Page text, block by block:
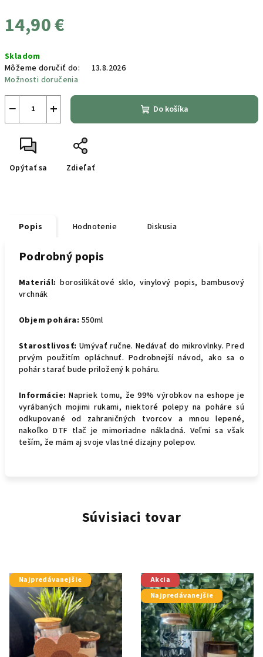
14,90 €
cena:
Skladom
Môžeme doručiť do:
13.8.2026
Možnosti doručenia
+
− Do košíka
Opýtať sa Zdieľať
Popis Hodnotenie Diskusia
Podrobný popis
Materiál: borosilikátové sklo, vinylový popis, bambusový
vrchnák
Objem pohára: 550ml
Starostlivosť: Umývať ručne. Nedávať do mikrovlnky. Pred
prvým použitím opláchnuť. Podrobnejší návod, ako sa o
pohár starať bude priložený k poháru.
Informácie:Napriek tomu, že 99% výrobkov na eshope je
vyrábaných mojimi rukami, niektoré polepy na poháre sú
odkupované od zahraničných tvorcov a mnou lepené,
nakoľko DTF tlač je mimoriadne nákladná. Veľmi sa však
teším, že mám aj svoje vlastné dizajny polepov.
Súvisiaci tovar
Najpredávanejšie
Akcia
Najpredávanejšie